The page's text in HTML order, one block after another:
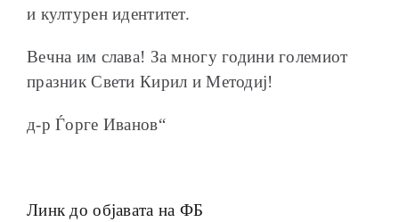
и културен идентитет.
Вечна им слава! За многу години големиот
празник Свети Кирил и Методиј!
д-р Ѓорге Иванов“
Линк до објавата на ФБ